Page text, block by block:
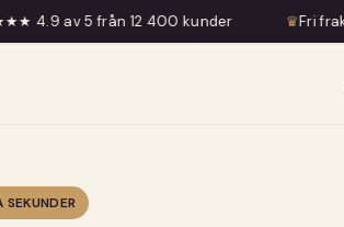
400 kunder ♛Fri frakt över 599 kr